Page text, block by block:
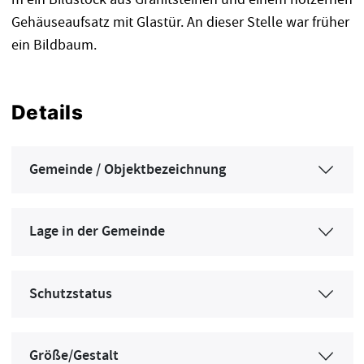
Gehäuseaufsatz mit Glastür. An dieser Stelle war früher
ein Bildbaum.
Details
Gemeinde / Objektbezeichnung
Lage in der Gemeinde
Schutzstatus
Größe/Gestalt